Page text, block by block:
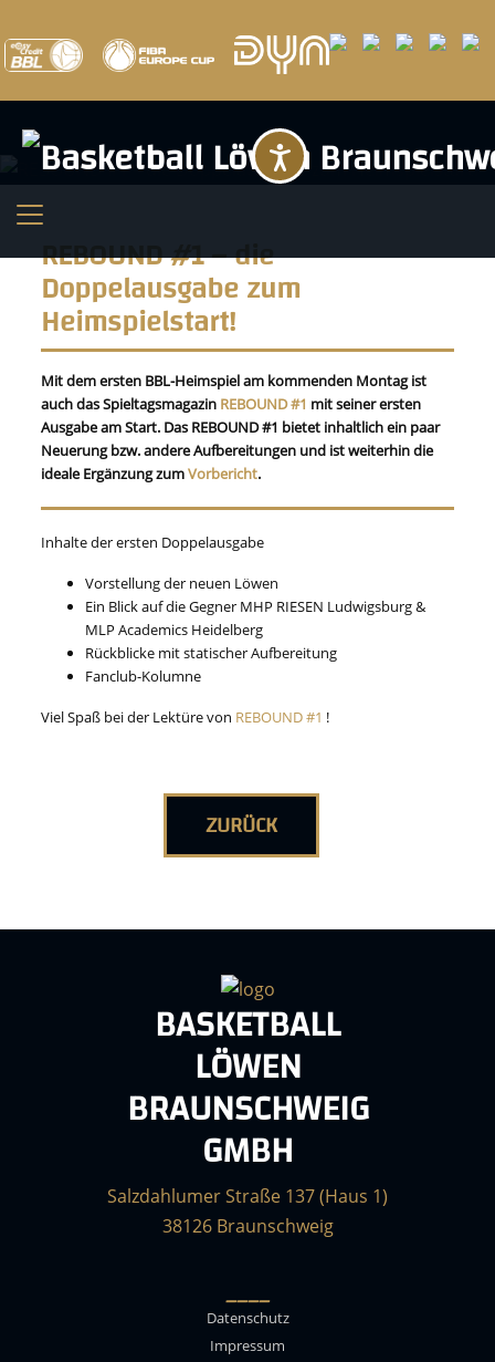
REBOUND #1 – die
Doppelausgabe zum
Heimspielstart!
Mit dem ersten BBL-Heimspiel am kommenden Montag ist
auch das Spieltagsmagazin REBOUND #1 mit seiner ersten
Ausgabe am Start. Das REBOUND #1 bietet inhaltlich ein paar
Neuerung bzw. andere Aufbereitungen und ist weiterhin die
ideale Ergänzung zumVorbericht.
Inhalte der ersten Doppelausgabe
Vorstellung der neuen Löwen
Ein Blick auf die Gegner MHP RIESEN Ludwigsburg &
MLP Academics Heidelberg
Rückblicke mit statischer Aufbereitung
Fanclub-Kolumne
Viel Spaß bei der Lektüre von REBOUND #1 !
ZURÜCK
BASKETBALL
LÖWEN
BRAUNSCHWEIG
GMBH
Salzdahlumer Straße 137 (Haus 1)
38126 Braunschweig
____
Datenschutz
Impressum